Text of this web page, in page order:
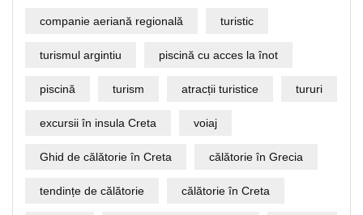
companie aeriană regională turistic
turismul argintiu piscină cu acces la înot
piscină turism atracții turistice tururi
excursii în insula Creta voiaj
Ghid de călătorie în Creta călătorie în Grecia
tendințe de călătorie călătorie în Creta